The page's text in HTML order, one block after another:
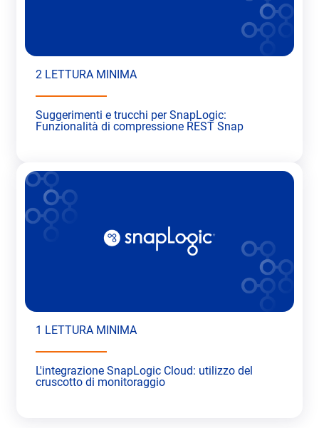
2 LETTURA MINIMA
Suggerimenti e trucchi per SnapLogic:
Funzionalità di compressione REST Snap
1 LETTURA MINIMA
L'integrazione SnapLogic Cloud: utilizzo del
cruscotto di monitoraggio